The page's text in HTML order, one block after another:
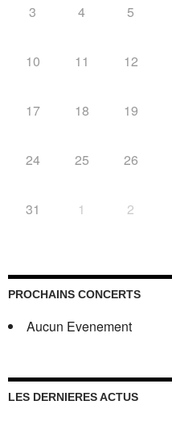
3 4 5
10 11 12
17 18 19
24 25 26
31 1 2
PROCHAINS CONCERTS
Aucun Evenement
LES DERNIERES ACTUS